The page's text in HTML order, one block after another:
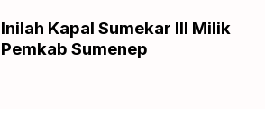
Inilah Kapal Sumekar III Milik
Pemkab Sumenep